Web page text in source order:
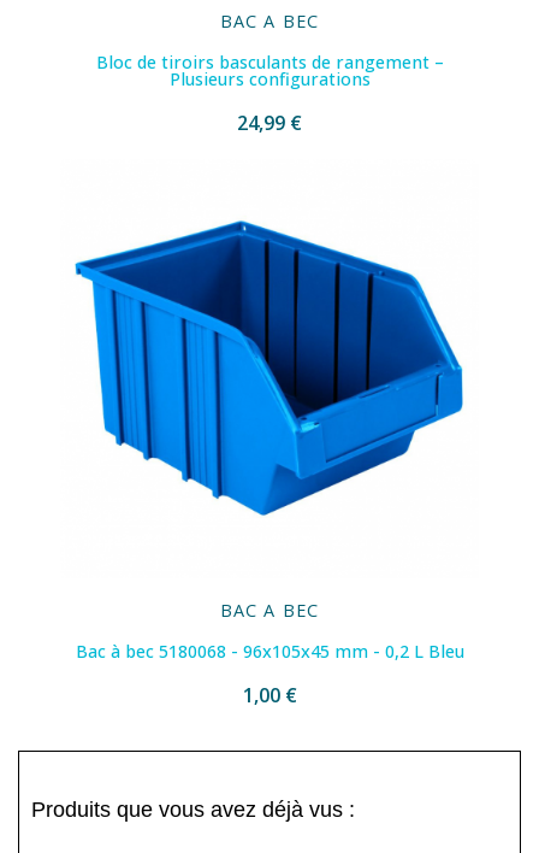
BAC A BEC
Bloc de tiroirs basculants de rangement –
Plusieurs configurations
24,99 €
BAC A BEC
Bac à bec 5180068 - 96x105x45 mm - 0,2 L Bleu
1,00 €
Produits que vous avez déjà vus :